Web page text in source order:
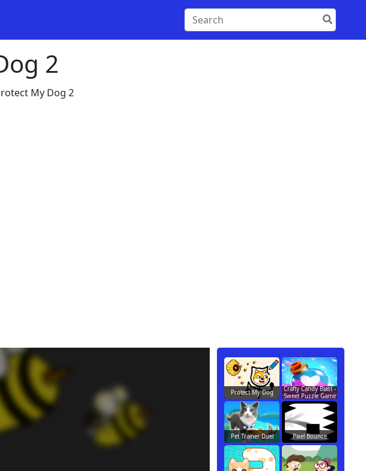
2
My Dog 2
Protect My Dog
Crafty Candy Blast -
Sweet Puzzle Game
Pet Trainer Duel Pixel Bounce